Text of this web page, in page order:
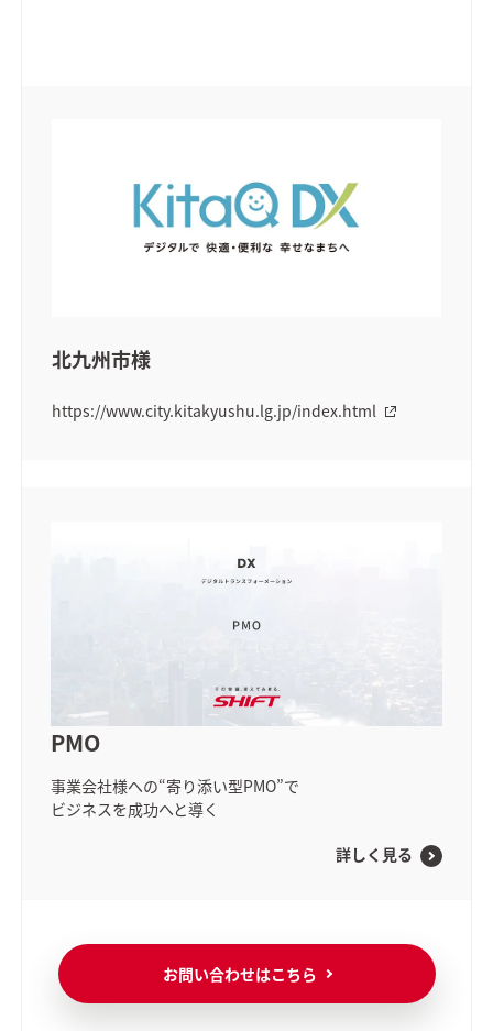
北九州市様
https://www.city.kitakyushu.lg.jp/index.html
PMO
事業会社様への“寄り添い型PMO”で
ビジネスを成功へと導く
詳しく見る
お問い合わせはこちら